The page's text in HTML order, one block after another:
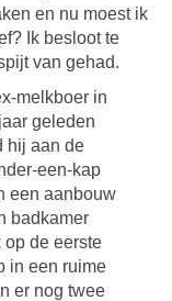
en nu moest ik
Ik besloot te
van gehad.
melkboer in
geleden
hij aan de
een-kap
een aanbouw
badkamer
op de eerste
in een ruime
er nog twee